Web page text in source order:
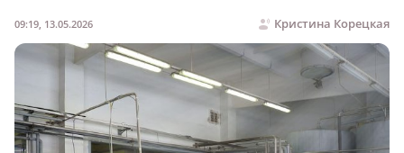
Кристина Корецкая
09:19, 13.05.2026